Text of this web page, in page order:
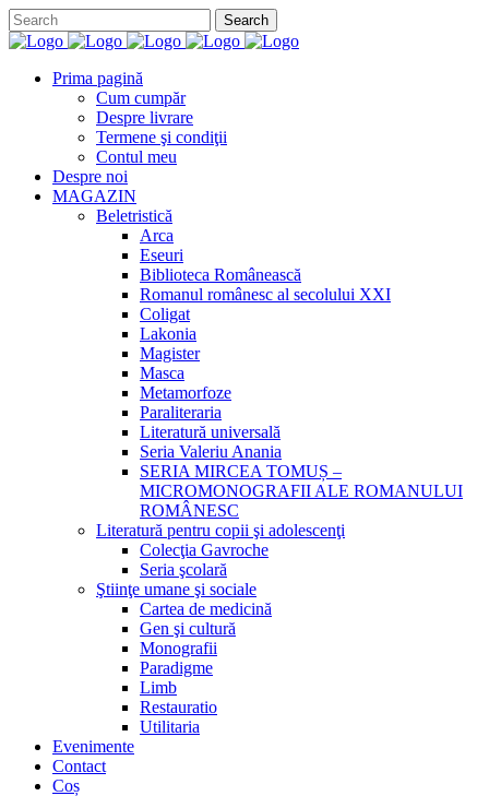
Prima pagină
Cum cumpăr
Despre livrare
Termene şi condiţii
Contul meu
Despre noi
MAGAZIN
Beletristică
Arca
Eseuri
Biblioteca Românească
Romanul românesc al secolului XXI
Coligat
Lakonia
Magister
Masca
Metamorfoze
Paraliteraria
Literatură universală
Seria Valeriu Anania
SERIA MIRCEA TOMUȘ –
MICROMONOGRAFII ALE ROMANULUI
ROMÂNESC
Literatură pentru copii şi adolescenţi
Colecţia Gavroche
Seria şcolară
Ştiinţe umane şi sociale
Cartea de medicină
Gen şi cultură
Monografii
Paradigme
Limb
Restauratio
Utilitaria
Evenimente
Contact
Coș